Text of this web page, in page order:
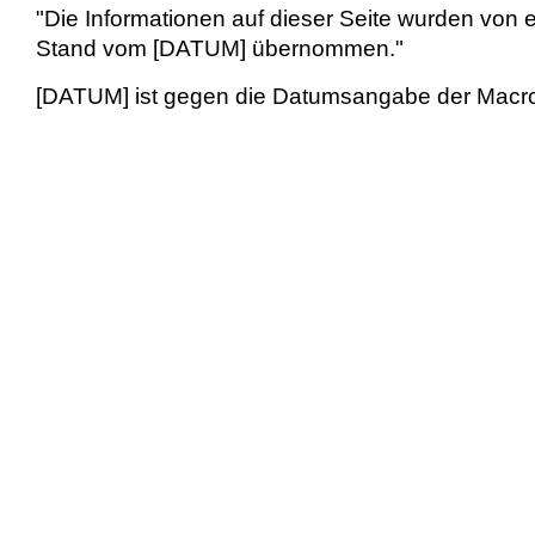
"Die Informationen auf dieser Seite wurden von
Stand vom [DATUM] übernommen."
[DATUM] ist gegen die Datumsangabe der